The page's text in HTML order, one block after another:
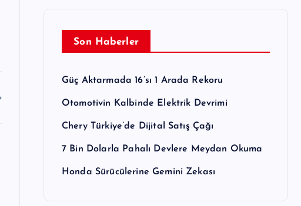
Son Haberler
Güç Aktarmada 16’sı 1 Arada Rekoru
Otomotivin Kalbinde Elektrik Devrimi
Chery Türkiye’de Dijital Satış Çağı
7 Bin Dolarla Pahalı Devlere Meydan Okuma
Honda Sürücülerine Gemini Zekası